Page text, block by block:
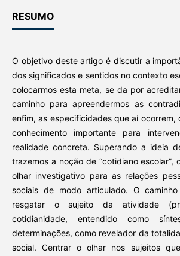
RESUMO
O objetivo deste artigo é discutir a
dos significados e sentidos no contexto
colocarmos esta meta, se da por
caminho para apreendermos as
enfim, as especificidades que aí ocorrem,
conhecimento importante para
realidade concreta. Superando a ideia
trazemos a noção de “cotidiano escolar”,
olhar investigativo para as relações
sociais de modo articulado. O
resgatar o sujeito da atividade
cotidianidade, entendido como
determinações, como revelador da
social. Centrar o olhar nos sujeitos